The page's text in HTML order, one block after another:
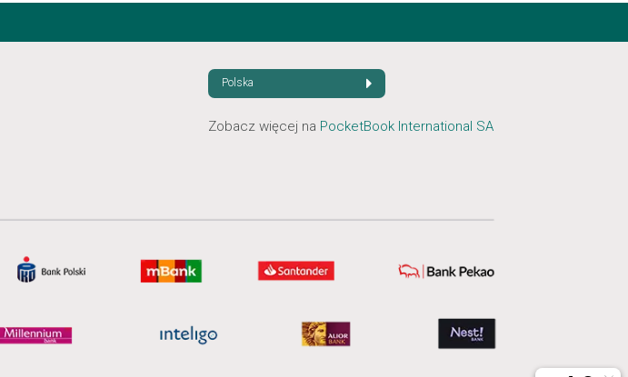
Polska
Zobacz więcej na PocketBook International SA